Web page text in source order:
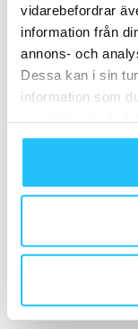
vidarebefordrar
information från
annons- och
Dessa kan i sin
information som